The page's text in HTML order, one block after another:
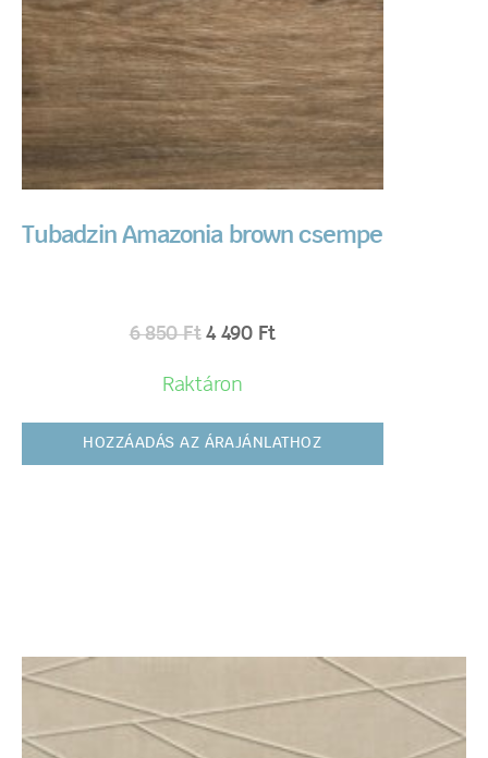
Tubadzin Amazonia brown csempe
6 850Ft 4 490 Ft
Raktáron
HOZZÁADÁS AZ ÁRAJÁNLATHOZ